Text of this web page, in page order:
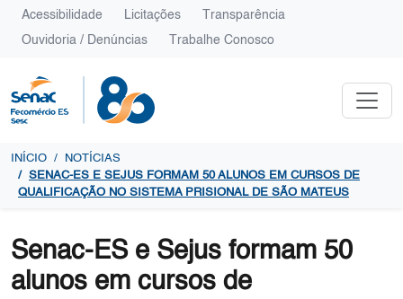
Acessibilidade Licitações Transparência
Ouvidoria / Denúncias Trabalhe Conosco
INÍCIO
NOTÍCIAS
SENAC-ES E SEJUS FORMAM 50 ALUNOS EM CURSOS DE
QUALIFICAÇÃO NO SISTEMA PRISIONAL DE SÃO MATEUS
Senac-ES e Sejus formam 50
alunos em cursos de